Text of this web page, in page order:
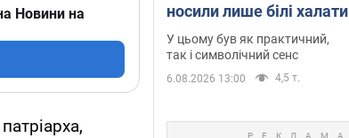
Новини на
носили лише білі халати
У цьому був як практичний,
так і символічний сенс
6.08.2026 13:00 4,5 т.